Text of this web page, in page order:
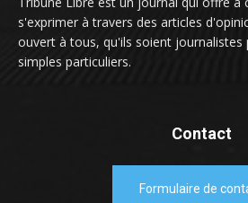
s'exprimer à travers des articles
ouvert à tous, qu'ils soient journalistes
simples particuliers.
Contact
Formulaire de